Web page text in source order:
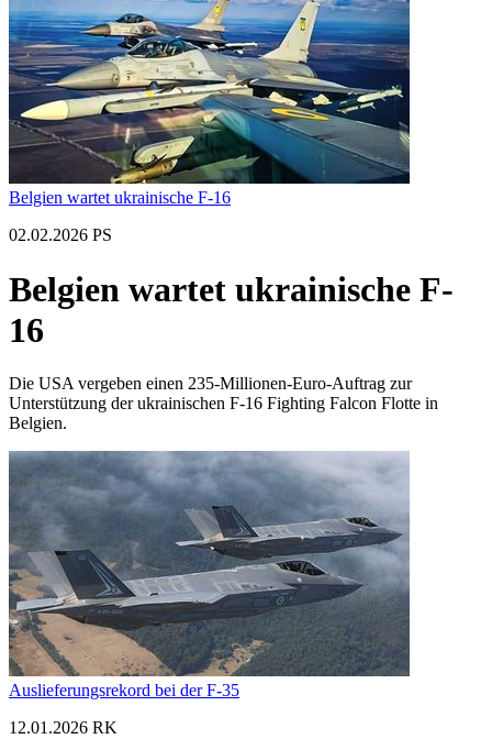
Belgien wartet ukrainische F-16
02.02.2026 PS
Belgien wartet ukrainische F-
16
Die USA vergeben einen 235-Millionen-Euro-Auftrag zur
Unterstützung der ukrainischen F-16 Fighting Falcon Flotte in
Belgien.
Auslieferungsrekord bei der F-35
12.01.2026 RK